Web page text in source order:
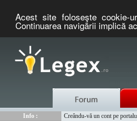
Acest site foloseşte cookie-
Continuarea navigării implică
Info :
Creându-vă un cont pe